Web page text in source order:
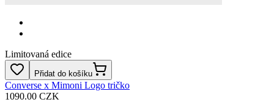
Limitovaná edice
Přidat do košíku
Converse x Mimoni Logo tričko
1090.00 CZK